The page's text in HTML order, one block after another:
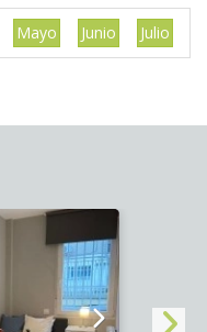
Mayo Junio Julio